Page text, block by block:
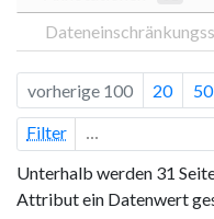
vorherige 100 20 50
Filter
Unterhalb werden 31
Attribut ein Datenwert